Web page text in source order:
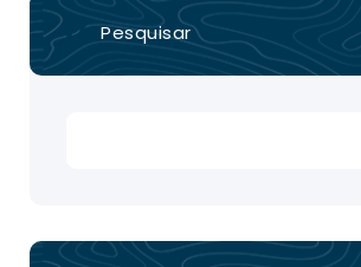
Pesquisar